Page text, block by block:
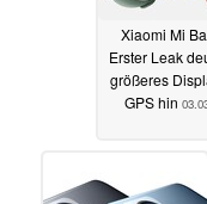
Xiaomi Mi
Erster Leak
größeres
GPS hin